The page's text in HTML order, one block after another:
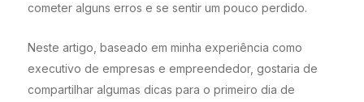
cometer alguns erros e se sentir um pouco perdido.
Neste artigo, baseado em minha experiência como
executivo de empresas e empreendedor, gostaria de
compartilhar algumas dicas para o primeiro dia de